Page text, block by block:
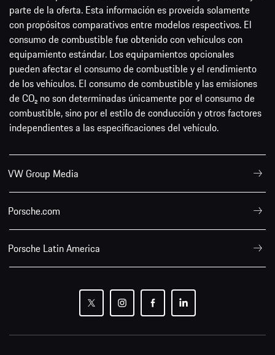
parte de la oferta. Esta información es proveída solamente
con propósitos comparativos entre modelos respectivos. El
consumo de combustible fue obtenido con vehículos con
equipamiento estándar. Los equipamientos opcionales
pueden afectar el consumo de combustible y el rendimiento
de los vehículos. El consumo de combustible y las emisiones
de CO₂ no son determinadas únicamente por el consumo de
combustible, sino por el estilo de conducción y otros factores
independientes a las especificaciones del vehículo.
VW Group Media
Porsche.com
Porsche Latin America